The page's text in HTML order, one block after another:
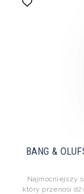
BANG &
Najmocniejszy
który przenosi